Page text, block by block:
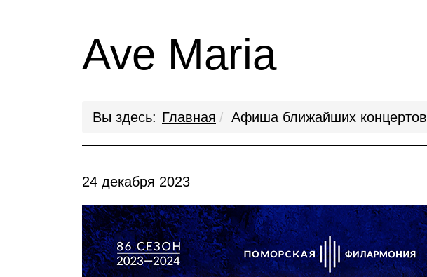
Ave Maria
Вы здесь: Главная Афиша ближайших концертов
24 декабря 2023